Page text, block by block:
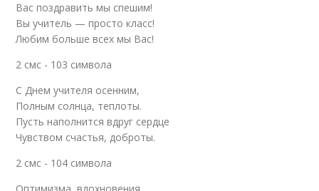
Вас поздравить мы спешим!
Вы учитель — просто класс!
Любим больше всех мы Вас!
2 смс - 103 символа
С Днем учителя осенним,
Полным солнца, теплоты.
Пусть наполнится вдруг сердце
Чувством счастья, доброты.
2 смс - 104 символа